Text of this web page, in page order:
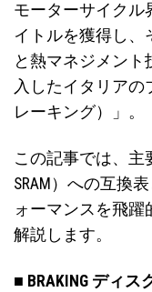
モーターサイクル
イトルを獲得し、
と熱マネジメン
入したイタリアの
レーキング）」。
この記事では、主
SRAM）への互換
ォーマンスを飛躍
解説します。
■ BRAKING ディ